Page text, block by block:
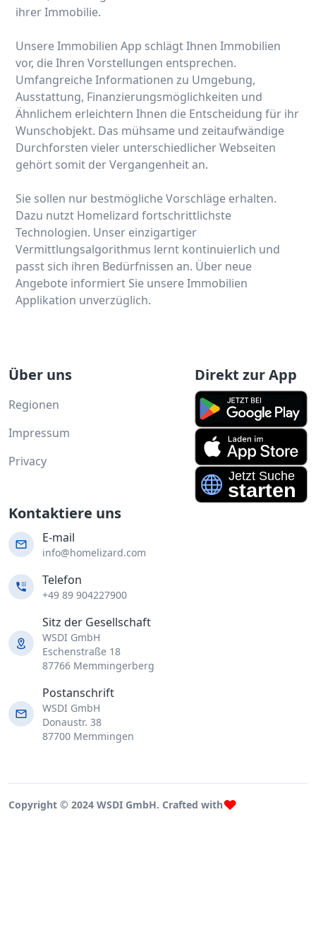
ihrer Immobilie.
Unsere Immobilien App schlägt Ihnen Immobilien
vor, die Ihren Vorstellungen entsprechen.
Umfangreiche Informationen zu Umgebung,
Ausstattung, Finanzierungsmöglichkeiten und
Ähnlichem erleichtern Ihnen die Entscheidung für ihr
Wunschobjekt. Das mühsame und zeitaufwändige
Durchforsten vieler unterschiedlicher Webseiten
gehört somit der Vergangenheit an.
Sie sollen nur bestmögliche Vorschläge erhalten.
Dazu nutzt Homelizard fortschrittlichste
Technologien. Unser einzigartiger
Vermittlungsalgorithmus lernt kontinuierlich und
passt sich ihren Bedürfnissen an. Über neue
Angebote informiert Sie unsere Immobilien
Applikation unverzüglich.
Über uns
Regionen
Impressum
Privacy
Direkt zur App
Kontaktiere uns
E-mail
info@homelizard.com
Telefon
+49 89 904227900
Sitz der Gesellschaft
WSDI GmbH
Eschenstraße 18
87766 Memmingerberg
Postanschrift
WSDI GmbH
Donaustr. 38
87700 Memmingen
Copyright © 2024 WSDI GmbH. Crafted with